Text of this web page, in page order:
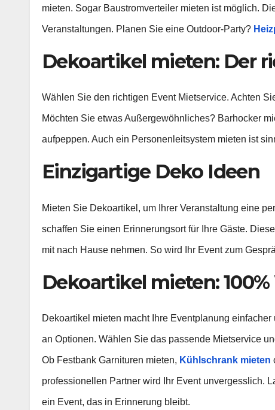
mieten. Sogar Baustromverteiler mieten ist möglich.
Veranstaltungen. Planen Sie eine Outdoor-Party?
Dekoartikel mieten: Der
Wählen Sie den richtigen Event Mietservice. Achten
Möchten Sie etwas Außergewöhnliches? Barhocker
aufpeppen. Auch ein Personenleitsystem mieten ist
Einzigartige Deko Ideen
Mieten Sie Dekoartikel, um Ihrer Veranstaltung eine
schaffen Sie einen Erinnerungsort für Ihre Gäste.
mit nach Hause nehmen. So wird Ihr Event zum
Dekoartikel mieten: 100%
Dekoartikel mieten macht Ihre Eventplanung
an Optionen. Wählen Sie das passende Mietservice
Ob Festbank Garnituren mieten, Kühlschrank mieten
professionellen Partner wird Ihr Event unvergesslich.
ein Event, das in Erinnerung bleibt.